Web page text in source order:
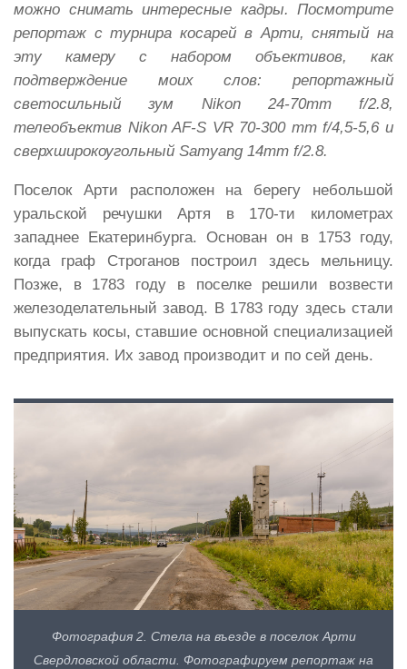
можно снимать интересные кадры. Посмотрите
репортаж с турнира косарей в Арти, снятый на
эту камеру с набором объективов, как
подтверждение моих слов: репортажный
светосильный зум Nikon 24-70mm f/2.8,
телеобъектив Nikon AF-S VR 70-300 mm f/4,5-5,6 и
сверхширокоугольный Samyang 14mm f/2.8.
Поселок Арти расположен на берегу небольшой
уральской речушки Артя в 170-ти километрах
западнее Екатеринбурга. Основан он в 1753 году,
когда граф Строганов построил здесь мельницу.
Позже, в 1783 году в поселке решили возвести
железоделательный завод. В 1783 году здесь стали
выпускать косы, ставшие основной специализацией
предприятия. Их завод производит и по сей день.
Фотография 2. Стела на въезде в поселок Арти
Свердловской области. Фотографируем репортаж на